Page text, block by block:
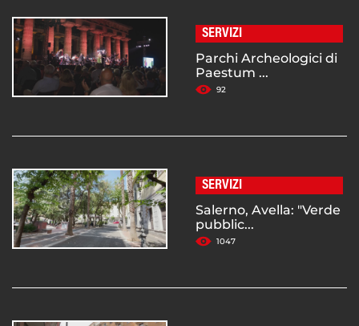
SERVIZI
Parchi Archeologici di
Paestum ...
92
SERVIZI
Salerno, Avella: "Verde
pubblic...
1047